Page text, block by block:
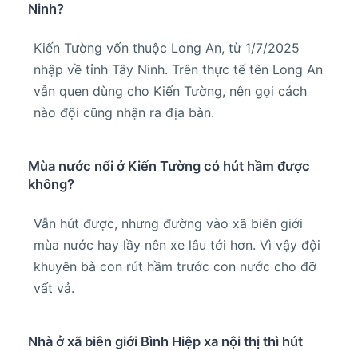
Ninh?
Kiến Tường vốn thuộc Long An, từ 1/7/2025
nhập về tỉnh Tây Ninh. Trên thực tế tên Long An
vẫn quen dùng cho Kiến Tường, nên gọi cách
nào đội cũng nhận ra địa bàn.
Mùa nước nổi ở Kiến Tường có hút hầm được
không?
Vẫn hút được, nhưng đường vào xã biên giới
mùa nước hay lầy nên xe lâu tới hơn. Vì vậy đội
khuyên bà con rút hầm trước con nước cho đỡ
vất vả.
Nhà ở xã biên giới Bình Hiệp xa nội thị thì hút